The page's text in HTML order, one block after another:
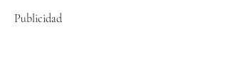
Publicidad